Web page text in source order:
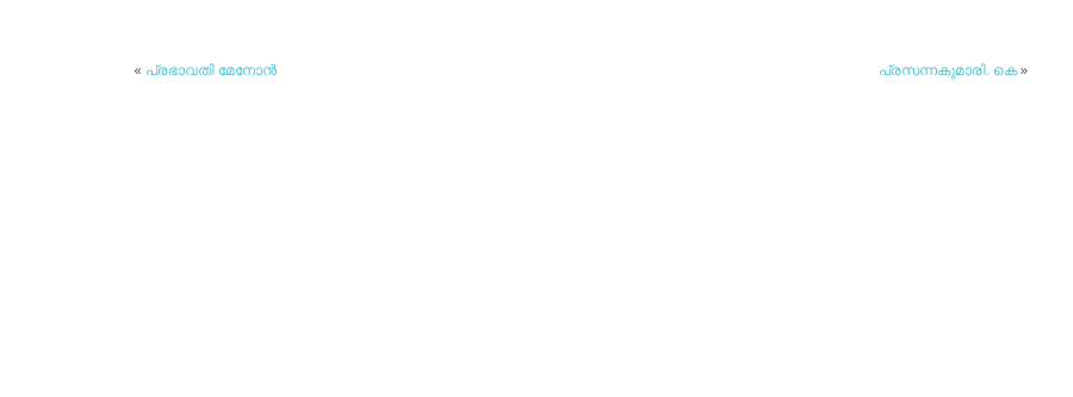
« പ്രഭാവതി മേനോന്‍ പ്രസന്നകുമാരി. കെ»